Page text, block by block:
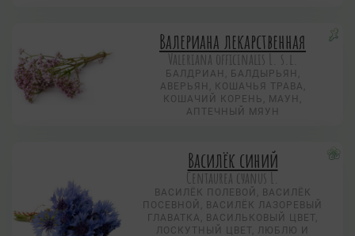
Валериана лекарственная
Valeriana officinalis L. s.l.
БАЛДРИАН, БАЛДЫРЬЯН,
АВЕРЬЯН, КОШАЧЬЯ ТРАВА,
КОШАЧИЙ КОРЕНЬ, МАУН,
АПТЕЧНЫЙ МЯУН
Василёк синий
Centaurea суanus L.
ВАСИЛЁК ПОЛЕВОЙ, ВАСИЛЁК
ПОСЕВНОЙ, ВАСИЛЁК ЛАЗОРЕВЫЙ
ГЛАВАТКА, ВАСИЛЬКОВЫЙ ЦВЕТ,
ЛОСКУТНЫЙ ЦВЕТ, ЛЮБЛЮ И